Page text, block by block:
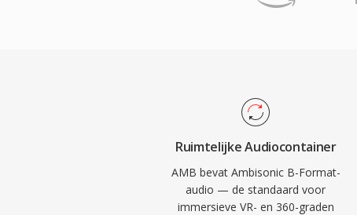
Ruimtelijke Audiocontainer
AMB bevat Ambisonic B-Format-
audio — de standaard voor
immersieve VR- en 360-graden